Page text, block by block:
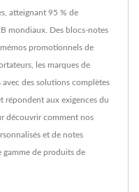
atteignant 95 % de
mondiaux. Des blocs-notes
promotionnels de
les marques de
des solutions complètes
répondent aux exigences du
découvrir comment nos
et de notes
de produits de